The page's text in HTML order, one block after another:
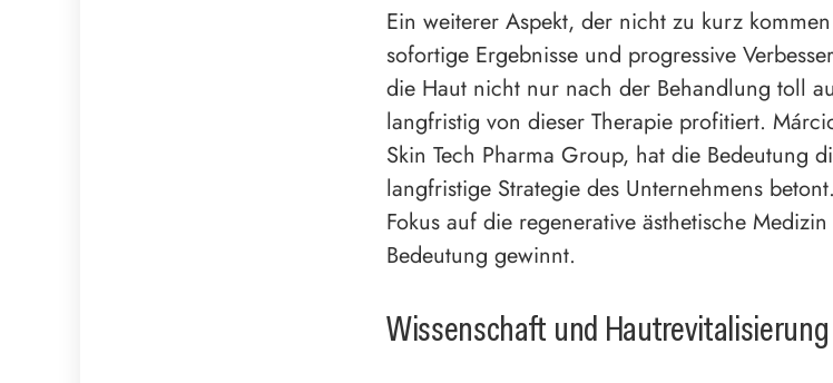
Ein weiterer Aspekt, der nicht zu kurz
sofortige Ergebnisse und progressive
die Haut nicht nur nach der Behandlung toll
langfristig von dieser Therapie profitiert.
Skin Tech Pharma Group, hat die Bedeutung
langfristige Strategie des Unternehmens
Fokus auf die regenerative ästhetische
Bedeutung gewinnt.
Wissenschaft und Hautrevitalisierung